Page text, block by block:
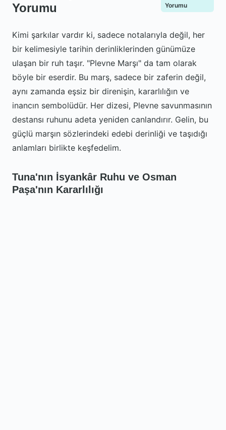
Yorumu
Yorumu
Kimi şarkılar vardır ki, sadece notalarıyla değil, her
bir kelimesiyle tarihin derinliklerinden günümüze
ulaşan bir ruh taşır. "Plevne Marşı" da tam olarak
böyle bir eserdir. Bu marş, sadece bir zaferin değil,
aynı zamanda eşsiz bir direnişin, kararlılığın ve
inancın sembolüdür. Her dizesi, Plevne savunmasının
destansı ruhunu adeta yeniden canlandırır. Gelin, bu
güçlü marşın sözlerindeki edebi derinliği ve taşıdığı
anlamları birlikte keşfedelim.
Tuna'nın İsyankâr Ruhu ve Osman
Paşa'nın Kararlılığı